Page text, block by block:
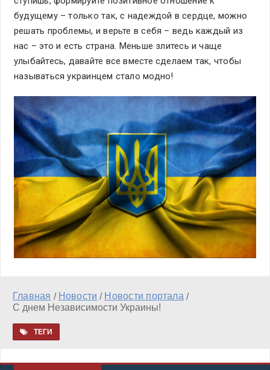
будущему – только так, с надеждой в сердце, можно
решать проблемы, и верьте в себя – ведь каждый из
нас – это и есть страна. Меньше злитесь и чаще
улыбайтесь, давайте все вместе сделаем так, чтобы
называться украинцем стало модно!
Главная / Новости / Новости портала/
С днем Независимости Украины!
ТЕГИ